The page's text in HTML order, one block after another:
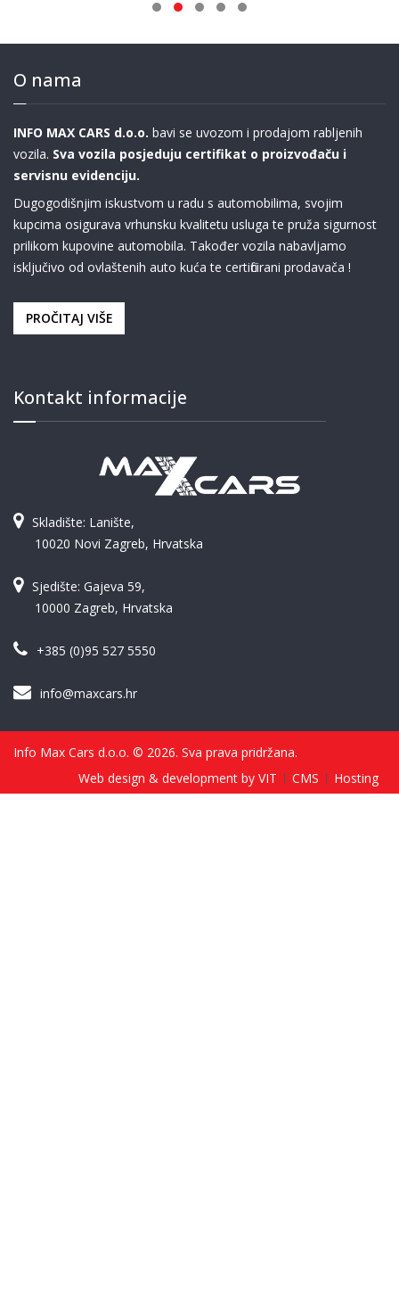
O nama
INFO MAX CARS d.o.o. bavi se uvozom i prodajom rabljenih
vozila. Sva vozila posjeduju certifikat o proizvođaču i
servisnu evidenciju.
Dugogodišnjim iskustvom u radu s automobilima, svojim
kupcima osigurava vrhunsku kvalitetu usluga te pruža sigurnost
prilikom kupovine automobila. Također vozila nabavljamo
isključivo od ovlaštenih auto kuća te certificirani prodavača !
PROČITAJ VIŠE
Kontakt informacije
Skladište: Lanište,
10020 Novi Zagreb, Hrvatska
Sjedište: Gajeva 59,
10000 Zagreb, Hrvatska
+385 (0)95 527 5550
info@maxcars.hr
Info Max Cars d.o.o. © 2026. Sva prava pridržana.
Web design & development by VIT
CMS Hosting